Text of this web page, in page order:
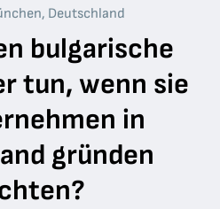
Deutschland
bulgarische
tun, wenn sie
in
gründen